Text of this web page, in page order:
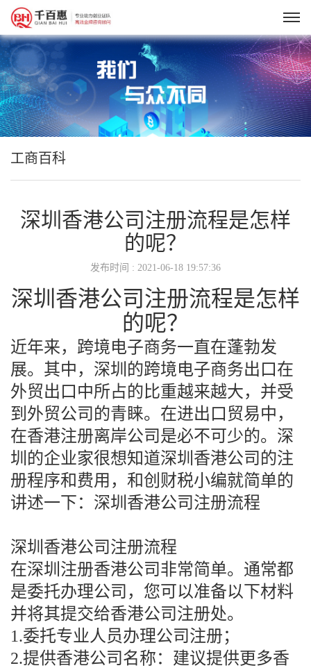
工商百科
深圳香港公司注册流程是怎样
的呢？​
发布时间 : 2021-06-18 19:57:36
深圳香港公司注册流程是怎样
的呢？
近年来，跨境电子商务一直在蓬勃发
展。其中，深圳的跨境电子商务出口在
外贸出口中所占的比重越来越大，并受
到外贸公司的青睐。在进出口贸易中，
在香港注册离岸公司是必不可少的。深
圳的企业家很想知道深圳香港公司的注
册程序和费用，和创财税小编就简单的
讲述一下： 深圳香港公司注册流程
深圳香港公司注册流程
在深圳注册香港公司非常简单。通常都
是委托办理公司，您可以准备以下材料
并将其提交给香港公司注册处。
1.委托专业人员办理公司注册；
2.提供香港公司名称：建议提供更多香